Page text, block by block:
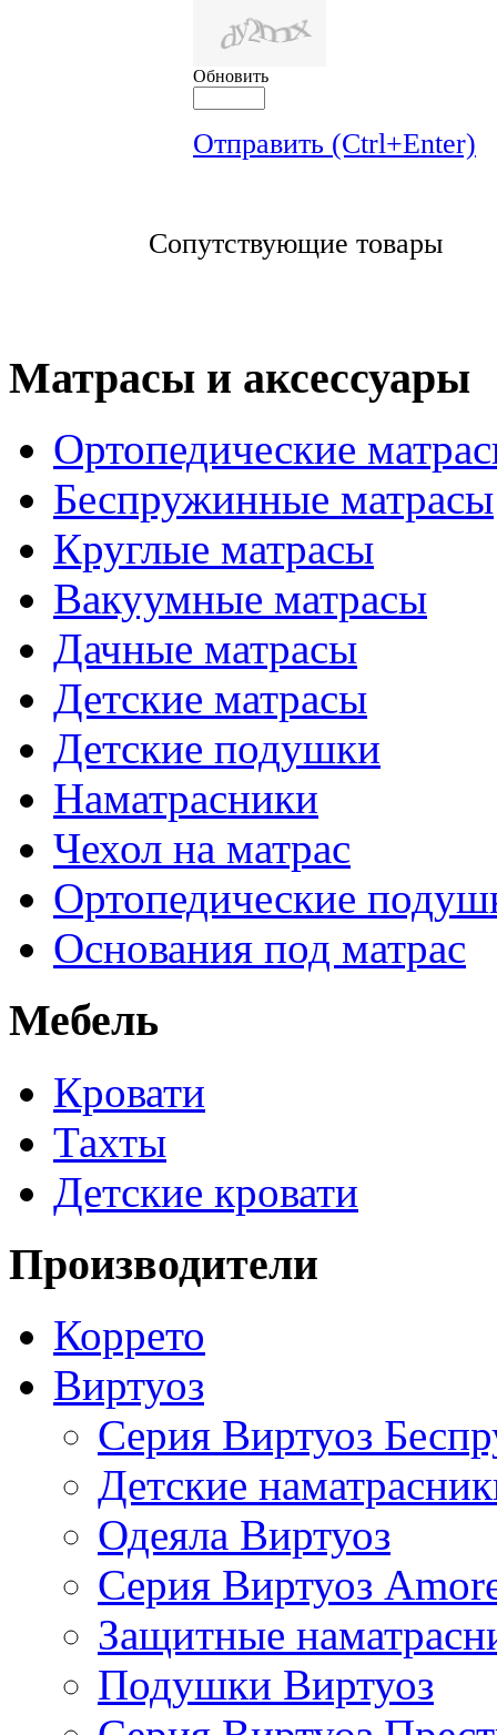
Обновить
Отправить (Ctrl+Enter)
Сопутствующие товары
Матрасы и аксессуары
Ортопедические
Беспружинные матрасы
Круглые матрасы
Вакуумные матрасы
Дачные матрасы
Детские матрасы
Детские подушки
Наматрасники
Чехол на матрас
Ортопедические
Основания под матрас
Мебель
Кровати
Тахты
Детские кровати
Производители
Коррето
Виртуоз
Серия Виртуоз
Детские
Одеяла Виртуоз
Серия Виртуоз
Защитные
Подушки Виртуоз